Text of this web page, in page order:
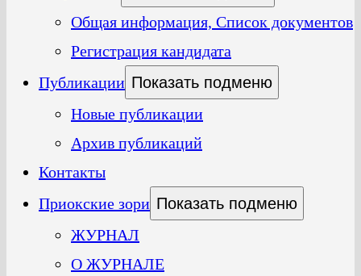
Общая информация, Список документов
Регистрация кандидата
Публикации Показать подменю
Новые публикации
Архив публикаций
Контакты
Приокские зори Показать подменю
ЖУРНАЛ
О ЖУРНАЛЕ